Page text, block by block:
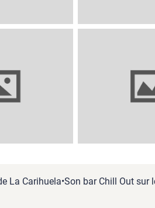
La Carihuela•Son bar Chill Out sur